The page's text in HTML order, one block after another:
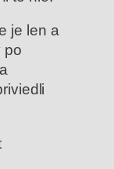
je len a
po